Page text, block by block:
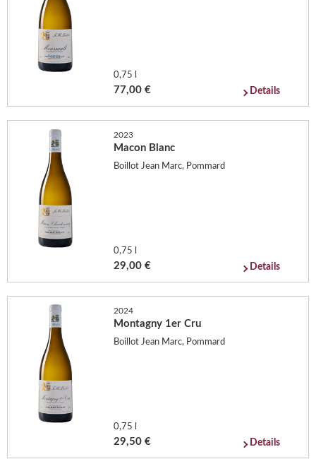
0,75 l
77,00 € Details
2023
Macon Blanc
Boillot Jean Marc, Pommard
0,75 l
29,00 € Details
2024
Montagny 1er Cru
Boillot Jean Marc, Pommard
0,75 l
29,50 € Details